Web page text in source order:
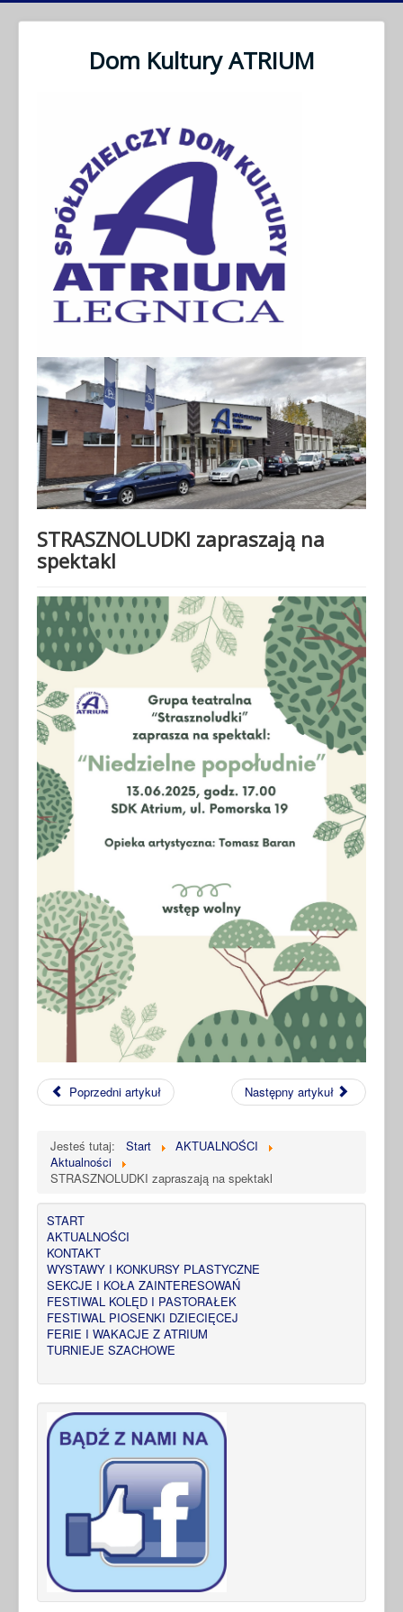
Dom Kultury ATRIUM
STRASZNOLUDKI zapraszają na
spektakl
Poprzedni artykuł Następny artykuł
Jesteś tutaj: Start
AKTUALNOŚCI
Aktualności
STRASZNOLUDKI zapraszają na spektakl
START
AKTUALNOŚCI
KONTAKT
WYSTAWY I KONKURSY PLASTYCZNE
SEKCJE I KOŁA ZAINTERESOWAŃ
FESTIWAL KOLĘD I PASTORAŁEK
FESTIWAL PIOSENKI DZIECIĘCEJ
FERIE I WAKACJE Z ATRIUM
TURNIEJE SZACHOWE